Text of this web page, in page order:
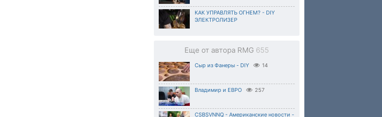
КАК УПРАВЛЯТЬ ОГНЕМ? - DIY
ЭЛЕКТРОЛИЗЕР
Еще от автора RMG 655
Сыр из Фанеры - DIY 14
Владимир и ЕВРО 257
CSBSVNNQ - Американские новости -